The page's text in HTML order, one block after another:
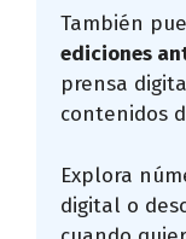
También
ediciones
prensa
contenidos
Explora
digital o